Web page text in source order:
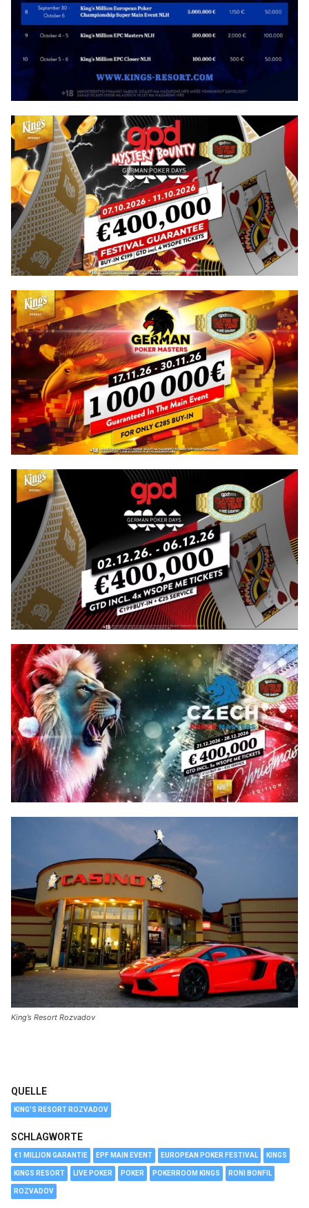
King’s Resort Rozvadov
QUELLE
KING'S RESORT ROZVADOV
SCHLAGWORTE
€1 MILLION GARANTIE EPF MAIN EVENT EUROPEAN POKER FESTIVAL KINGS
KINGS RESORT LIVE POKER POKER POKERROOM KINGS RONI BONFIL
ROZVADOV